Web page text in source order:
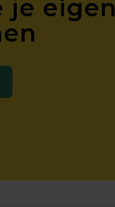
je eigen